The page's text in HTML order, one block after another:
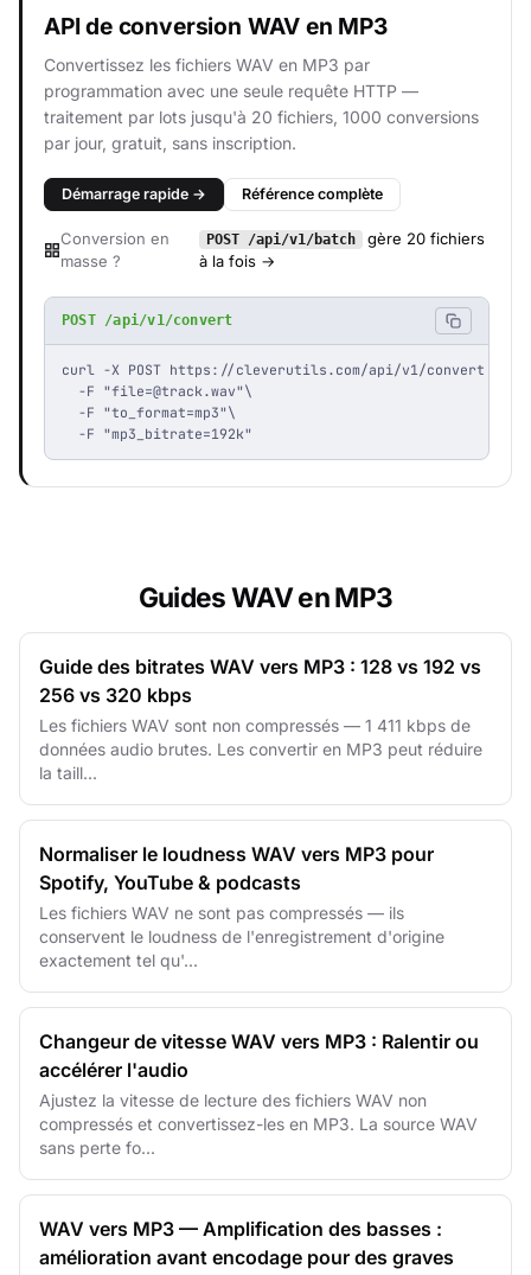
API de conversion WAV en MP3
Convertissez les fichiers WAV en MP3 par
programmation avec une seule requête HTTP —
traitement par lots jusqu'à 20 fichiers, 1000 conversions
par jour, gratuit, sans inscription.
Démarrage rapide → Référence complète
Conversion en
masse ?
POST /api/v1/batch gère 20 fichiers
à la fois →
POST /api/v1/convert
curl -X POST https://cleverutils.com/api/v1/convert \
  -F "
file=@track.wav"\
  -F "to_format=mp3"\
  -F "mp3_bitrate=192k"
Guides WAV en MP3
Guide des bitrates WAV vers MP3 : 128 vs 192 vs
256 vs 320 kbps
Les fichiers WAV sont non compressés — 1 411 kbps de
données audio brutes. Les convertir en MP3 peut réduire
la taill...
Normaliser le loudness WAV vers MP3 pour
Spotify, YouTube & podcasts
Les fichiers WAV ne sont pas compressés — ils
conservent le loudness de l'enregistrement d'origine
exactement tel qu'...
Changeur de vitesse WAV vers MP3 : Ralentir ou
accélérer l'audio
Ajustez la vitesse de lecture des fichiers WAV non
compressés et convertissez-les en MP3. La source WAV
sans perte fo...
WAV vers MP3 — Amplification des basses :
amélioration avant encodage pour des graves